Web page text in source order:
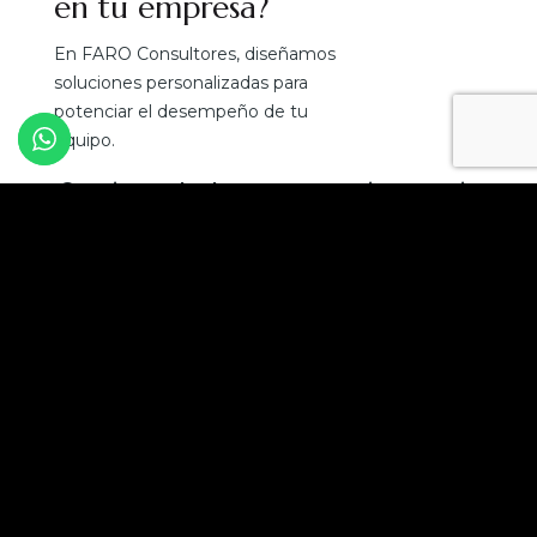
En FARO Consultores, diseñamos
soluciones personalizadas para
potenciar el desempeño de tu
equipo.
¡Convierte el talento en tu mejor ventaja